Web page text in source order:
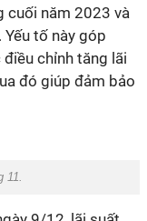
cuối năm 2023 và
tố này góp
chỉnh tăng lãi
đó giúp đảm bảo
11.